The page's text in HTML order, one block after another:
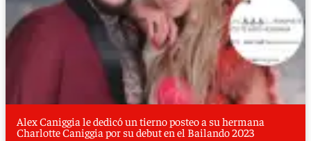
Alex Caniggia le dedicó un tierno posteo a su hermana
Charlotte Caniggia por su debut en el Bailando 2023